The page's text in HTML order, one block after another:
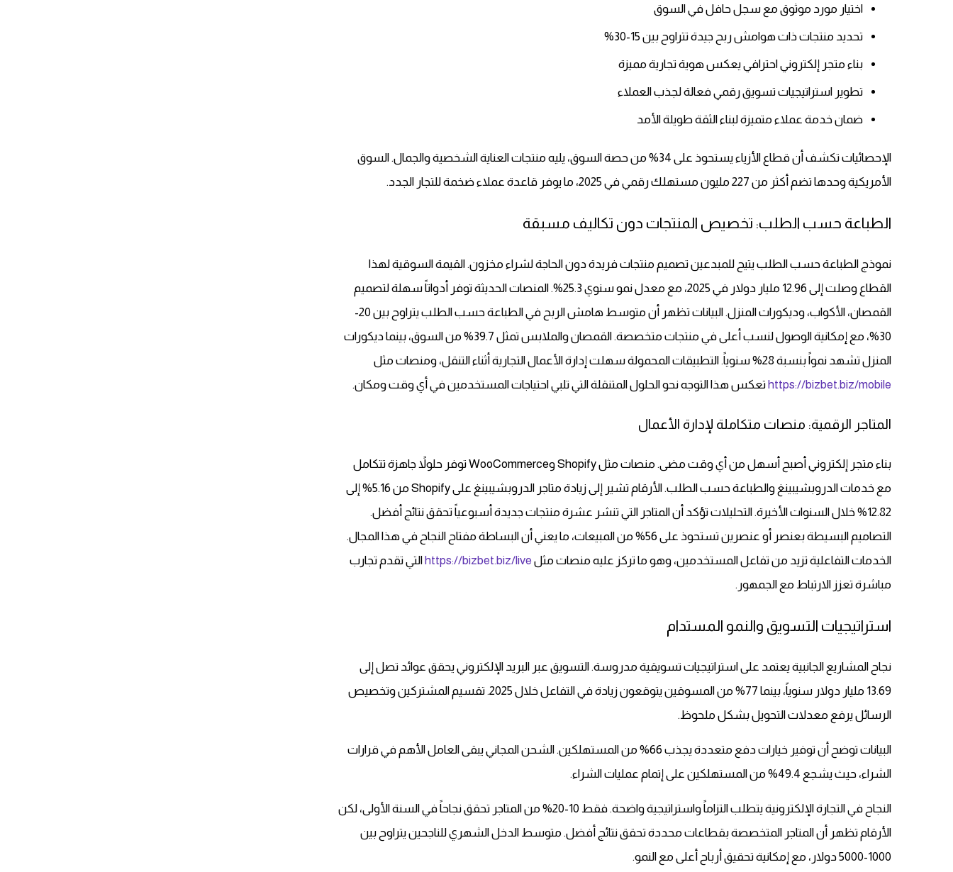
اختيار مورد موثوق مع سجل حافل في السوق
تحديد منتجات ذات هوامش ربح جيدة تتراوح بين 15-30%
بناء متجر إلكتروني احترافي يعكس هوية تجارية مميزة
تطوير استراتيجيات تسويق رقمي فعالة لجذب العملاء
ضمان خدمة عملاء متميزة لبناء الثقة طويلة الأمد
الإحصائيات تكشف أن قطاع الأزياء يستحوذ على 34% من حصة السوق، يليه منتجات العناية الشخصية والجمال. السوق
الأمريكية وحدها تضم أكثر من 227 مليون مستهلك رقمي في 2025، ما يوفر قاعدة عملاء ضخمة للتجار الجدد.
الطباعة حسب الطلب: تخصيص المنتجات دون تكاليف مسبقة
نموذج الطباعة حسب الطلب يتيح للمبدعين تصميم منتجات فريدة دون الحاجة لشراء مخزون. القيمة السوقية لهذا
القطاع وصلت إلى 12.96 مليار دولار في 2025، مع معدل نمو سنوي 25.3%. المنصات الحديثة توفر أدواتاً سهلة لتصميم
القمصان، الأكواب، وديكورات المنزل. البيانات تظهر أن متوسط هامش الربح في الطباعة حسب الطلب يتراوح بين 20-
30%، مع إمكانية الوصول لنسب أعلى في منتجات متخصصة. القمصان والملابس تمثل 39.7% من السوق، بينما ديكورات
المنزل تشهد نمواً بنسبة 28% سنوياً. التطبيقات المحمولة سهلت إدارة الأعمال التجارية أثناء التنقل، ومنصات مثل
https://bizbet.biz/mobile تعكس هذا التوجه نحو الحلول المتنقلة التي تلبي احتياجات المستخدمين في أي وقت ومكان.
المتاجر الرقمية: منصات متكاملة لإدارة الأعمال
بناء متجر إلكتروني أصبح أسهل من أي وقت مضى. منصات مثل Shopify وWooCommerce توفر حلولاً جاهزة تتكامل
مع خدمات الدروبشيبينغ والطباعة حسب الطلب. الأرقام تشير إلى زيادة متاجر الدروبشيبينغ على Shopify من 5.16% إلى
12.82% خلال السنوات الأخيرة. التحليلات تؤكد أن المتاجر التي تنشر عشرة منتجات جديدة أسبوعياً تحقق نتائج أفضل.
التصاميم البسيطة بعنصر أو عنصرين تستحوذ على 56% من المبيعات، ما يعني أن البساطة مفتاح النجاح في هذا المجال.
الخدمات التفاعلية تزيد من تفاعل المستخدمين، وهو ما تركز عليه منصات مثل https://bizbet.biz/live التي تقدم تجارب
مباشرة تعزز الارتباط مع الجمهور.
استراتيجيات التسويق والنمو المستدام
نجاح المشاريع الجانبية يعتمد على استراتيجيات تسويقية مدروسة. التسويق عبر البريد الإلكتروني يحقق عوائد تصل إلى
13.69 مليار دولار سنوياً، بينما 77% من المسوقين يتوقعون زيادة في التفاعل خلال 2025. تقسيم المشتركين وتخصيص
الرسائل يرفع معدلات التحويل بشكل ملحوظ.
البيانات توضح أن توفير خيارات دفع متعددة يجذب 66% من المستهلكين. الشحن المجاني يبقى العامل الأهم في قرارات
الشراء، حيث يشجع 49.4% من المستهلكين على إتمام عمليات الشراء.
النجاح في التجارة الإلكترونية يتطلب التزاماً واستراتيجية واضحة. فقط 10-20% من المتاجر تحقق نجاحاً في السنة الأولى، لكن
الأرقام تظهر أن المتاجر المتخصصة بقطاعات محددة تحقق نتائج أفضل. متوسط الدخل الشهري للناجحين يتراوح بين
1000-5000 دولار، مع إمكانية تحقيق أرباح أعلى مع النمو.